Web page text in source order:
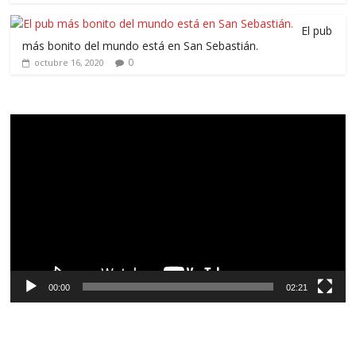
El pub
más bonito del mundo está en San Sebastián.
octubre 16, 2020 0
00:00 02:21